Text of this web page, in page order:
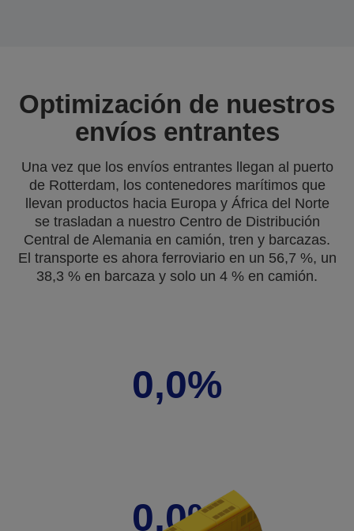
Optimización de nuestros
envíos entrantes
Una vez que los envíos entrantes llegan al puerto
de Rotterdam, los contenedores marítimos que
llevan productos hacia Europa y África del Norte
se trasladan a nuestro Centro de Distribución
Central de Alemania en camión, tren y barcazas.
El transporte es ahora ferroviario en un 56,7 %, un
38,3 % en barcaza y solo un 4 % en camión.